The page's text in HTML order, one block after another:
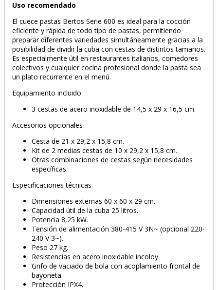
Uso recomendado
El cuece pastas Bertos Serie 600 es ideal para la cocción
eficiente y rápida de todo tipo de pastas, permitiendo
preparar diferentes variedades simultáneamente gracias a la
posibilidad de dividir la cuba con cestas de distintos tamaños.
Es especialmente útil en restaurantes italianos, comedores
colectivos y cualquier cocina profesional donde la pasta sea
un plato recurrente en el menú.
Equipamiento incluido
3 cestas de acero inoxidable de 14,5 x 29 x 16,5 cm.
Accesorios opcionales
Cesta de 21 x 29,2 x 15,8 cm.
Kit de 2 medias cestas de 10 x 29,2 x 15,8 cm.
Otras combinaciones de cestas según necesidades
específicas.
Especificaciones técnicas
Dimensiones externas 60 x 60 x 29 cm.
Capacidad útil de la cuba 25 litros.
Potencia 8,25 kW.
Tensión de alimentación 380-415 V 3N~ (opcional 220-
240 V 3~).
Peso 27 kg.
Resistencias en acero inoxidable incoloy.
Grifo de vaciado de bola con acoplamiento frontal de
bayoneta.
Protección IPX4.